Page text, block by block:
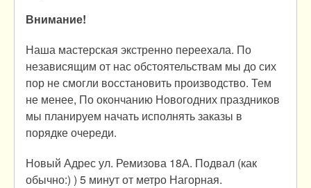
Внимание!
Наша мастерская экстренно переехала. По
независящим от нас обстоятельствам мы до сих
пор не смогли восстановить производство. Тем
не менее, По окончанию Новогодних праздников
мы планируем начать исполнять заказы в
порядке очереди.
Новый Адрес ул. Ремизова 18А. Подвал (как
обычно:) ) 5 минут от метро Нагорная.